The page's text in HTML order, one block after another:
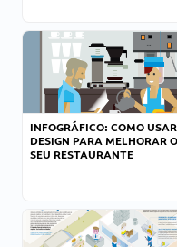
INFOGRÁFICO: COMO
DESIGN PARA MELHORAR O
SEU RESTAURANTE